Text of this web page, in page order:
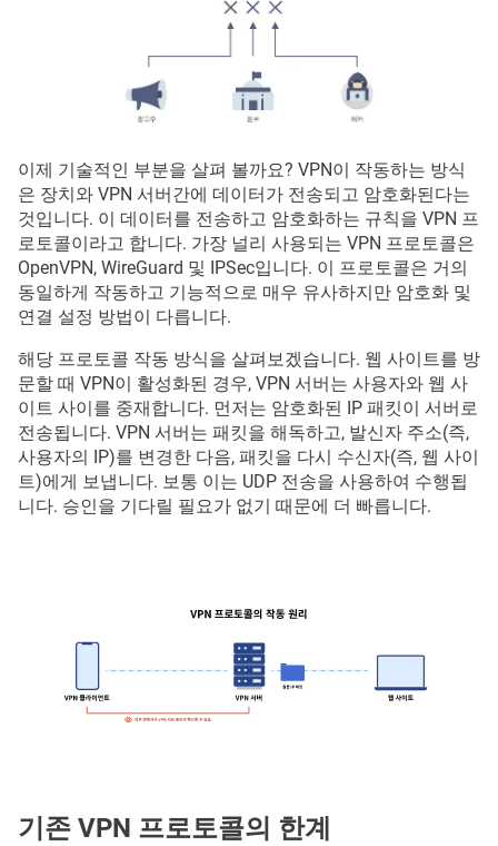
이제 기술적인 부분을 살펴 볼까요? VPN이 작동하는 방식
은 장치와 VPN 서버간에 데이터가 전송되고 암호화된다는
것입니다. 이 데이터를 전송하고 암호화하는 규칙을 VPN 프
로토콜이라고 합니다. 가장 널리 사용되는 VPN 프로토콜은
OpenVPN, WireGuard 및 IPSec입니다. 이 프로토콜은 거의
동일하게 작동하고 기능적으로 매우 유사하지만 암호화 및
연결 설정 방법이 다릅니다.
해당 프로토콜 작동 방식을 살펴보겠습니다. 웹 사이트를 방
문할 때 VPN이 활성화된 경우, VPN 서버는 사용자와 웹 사
이트 사이를 중재합니다. 먼저는 암호화된 IP 패킷이 서버로
전송됩니다. VPN 서버는 패킷을 해독하고, 발신자 주소(즉,
사용자의 IP)를 변경한 다음, 패킷을 다시 수신자(즉, 웹 사이
트)에게 보냅니다. 보통 이는 UDP 전송을 사용하여 수행됩
니다. 승인을 기다릴 필요가 없기 때문에 더 빠릅니다.
기존 VPN 프로토콜의 한계